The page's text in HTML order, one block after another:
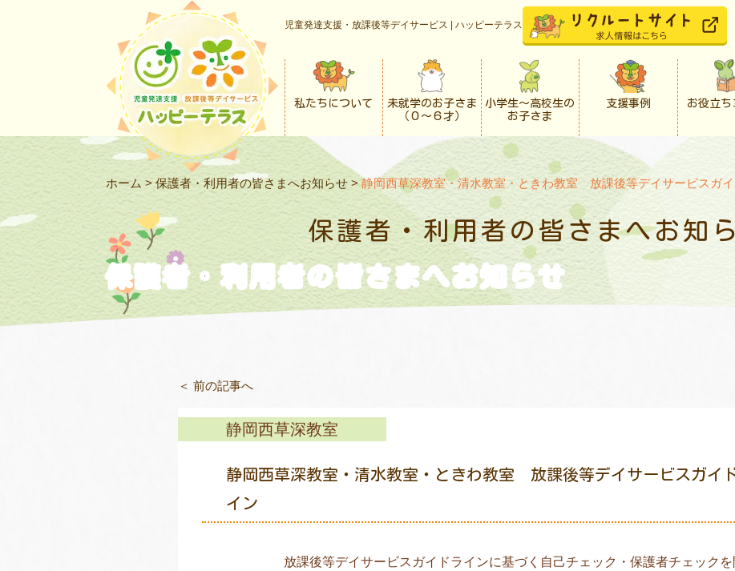
児童発達支援・放課後等デイサービス | ハッピーテラス
私たちについて
未就学のお子さま
（０〜６才）
小学生〜高校生の
お子さま
支援事例 お役立ち
ホーム > 保護者・利用者の皆さまへお知らせ > 静岡西草深教室・清水教室・ときわ教室 放課後等デイサービスガ
保護者・利用者の 皆さまへお知
保護者・利用者の皆さまへお知らせ
＜ 前の記事へ
静岡西草深教室
静岡西草深教室・清水教室・ときわ教室 放課後等デイサービスガイ
イン
放課後等デイサービスガイドラインに基づく自己チェック・保護者チェックを